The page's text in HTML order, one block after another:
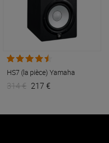
HS7 (la pièce) Yamaha
314 € 217 €